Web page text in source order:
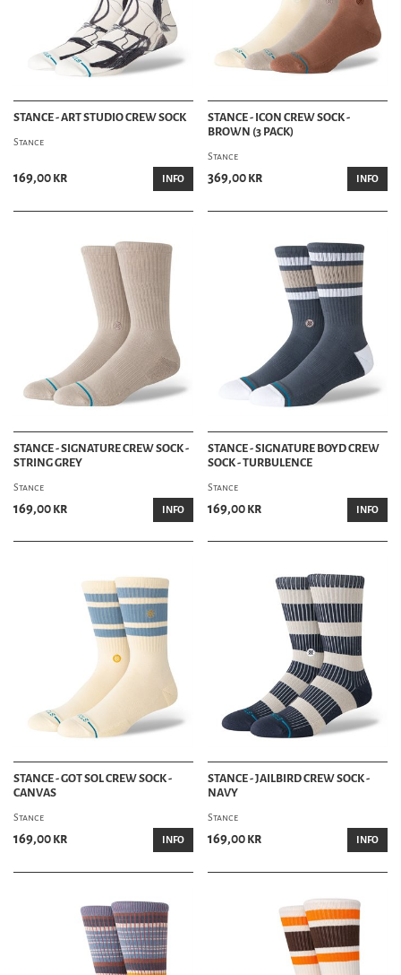
STANCE - ART STUDIO CREW SOCK
Stance
169,00 kr INFO
STANCE - ICON CREW SOCK -
BROWN (3 PACK)
Stance
369,00 kr INFO
STANCE - SIGNATURE CREW SOCK -
STRING GREY
Stance
169,00 kr INFO
STANCE - SIGNATURE BOYD CREW
SOCK - TURBULENCE
Stance
169,00 kr INFO
STANCE - GOT SOL CREW SOCK -
CANVAS
Stance
169,00 kr INFO
STANCE - JAILBIRD CREW SOCK -
NAVY
Stance
169,00 kr INFO